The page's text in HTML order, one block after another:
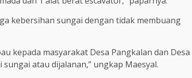
kebersihan sungai dengan tidak membuang
kepada masyarakat Desa Pangkalan dan Desa
atau dijalanan,” ungkap Maesyal.